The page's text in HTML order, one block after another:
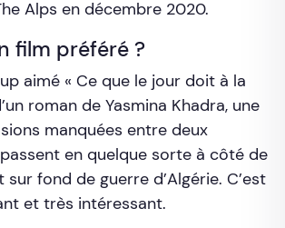
Alps en décembre 2020.
film préféré ?
aimé « Ce que le jour doit à la
roman de Yasmina Khadra, une
manquées entre deux
en quelque sorte à côté de
sur fond de guerre d’Algérie. C’est
et très intéressant.